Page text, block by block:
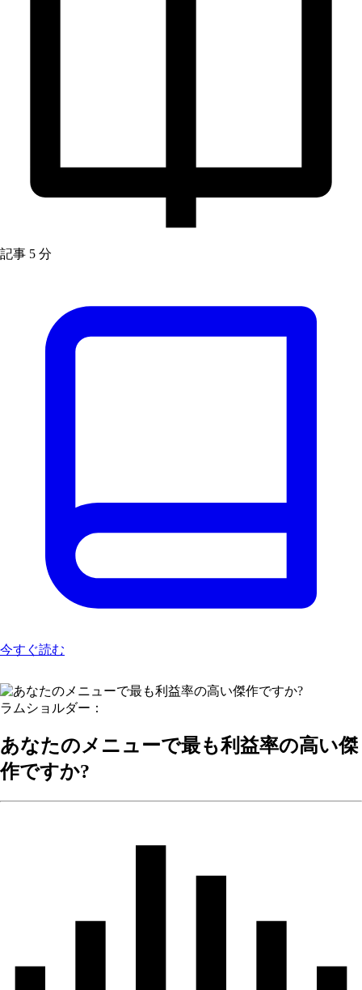
記事 5 分
今すぐ読む
ラムショルダー：
あなたのメニューで最も利益率の高い傑
作ですか?